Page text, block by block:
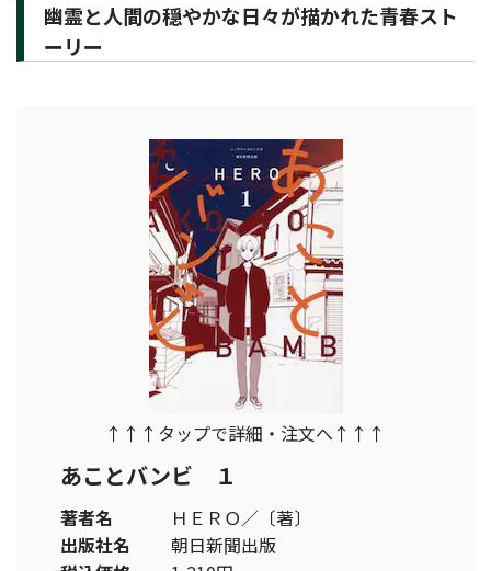
幽霊と人間の穏やかな日々が描かれた青春スト
ーリー
↑↑↑タップで詳細・注文へ↑↑↑
あことバンビ １
著者名
ＨＥＲＯ／〔著〕
出版社名
朝日新聞出版